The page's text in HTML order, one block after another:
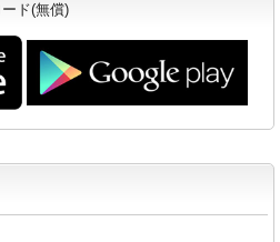
ド(無償)